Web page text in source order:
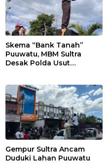
Skema “Bank Tanah”
Puuwatu, MBM Sultra
Desak Polda Usut
Gempur Sultra Ancam
Duduki Lahan Puuwatu